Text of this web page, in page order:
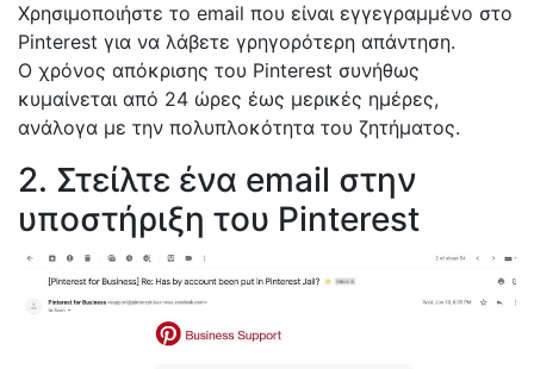
Χρησιμοποιήστε το email που είναι εγγεγραμμένο στο
Pinterest για να λάβετε γρηγορότερη απάντηση.
Ο χρόνος απόκρισης του Pinterest συνήθως
κυμαίνεται από 24 ώρες έως μερικές ημέρες,
ανάλογα με την πολυπλοκότητα του ζητήματος.
2. Στείλτε ένα email στην
υποστήριξη του Pinterest